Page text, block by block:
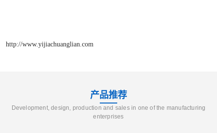
http://www.yijiachuanglian.com
产品推荐
Development, design, production and sales in one of the manufacturing
enterprises